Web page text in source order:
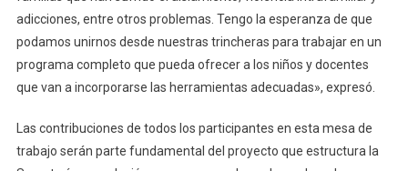
adicciones, entre otros problemas. Tengo la esperanza de que
podamos unirnos desde nuestras trincheras para trabajar en un
programa completo que pueda ofrecer a los niños y docentes
que van a incorporarse las herramientas adecuadas», expresó.
Las contribuciones de todos los participantes en esta mesa de
trabajo serán parte fundamental del proyecto que estructura la